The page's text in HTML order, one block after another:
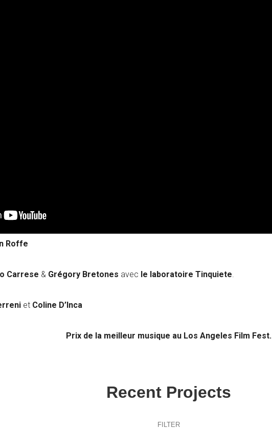
Roffe
Carrese & Grégory Bretones avec le laboratoire Tinquiete.
et Coline D’Inca
Prix de la meilleur musique au Los Angeles Film Fest.
Recent Projects
FILTER